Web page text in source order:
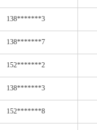
138*******3
138*******7
152*******2
138*******3
152*******8